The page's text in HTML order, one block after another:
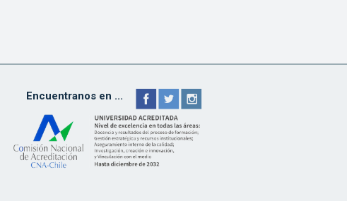
Encuentranos en ...